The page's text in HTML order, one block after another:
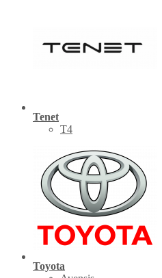
Tenet
Т4
Toyota